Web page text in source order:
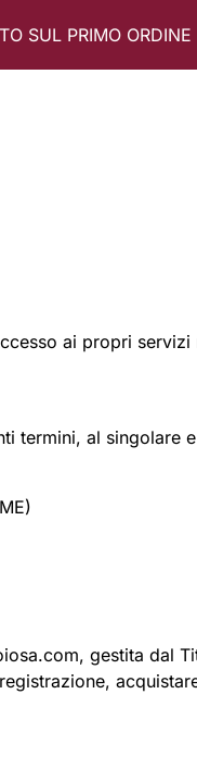
SUL PRIMO ORDINE
ai propri
termini, al singolare
gestita dal